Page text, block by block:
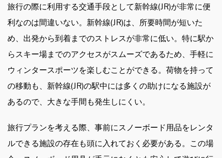
旅行の際に利用する交通手段として新幹線(JR)が非常に便
利なのは間違いない。新幹線(JR)は、所要時間が短いた
め、出発から到着までのストレスが非常に低い。特に駅か
らスキー場までのアクセスがスムーズであるため、手軽に
ウィンタースポーツを楽しむことができる。荷物を持って
の移動も、新幹線(JR)の駅中には多くの助けになる施設が
あるので、大きな手間も発生しにくい。
旅行プランを考える際、事前にスノーボード用品をレンタ
ルできる施設の存在も頭に入れておく必要がある。この場